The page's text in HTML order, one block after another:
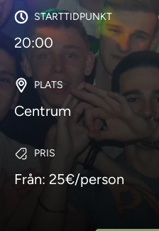
STARTTIDPUNKT
20:00
PLATS
Centrum
PRIS
Från: 25€/person